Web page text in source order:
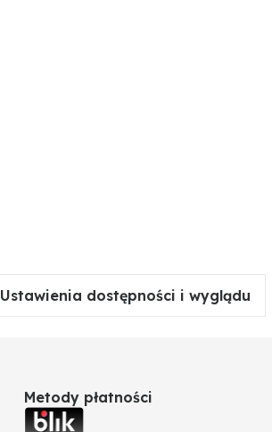
Ustawienia dostępności i wyglądu
Metody płatności